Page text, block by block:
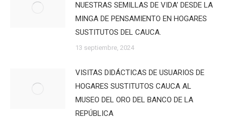
NUESTRAS SEMILLAS DE VIDA’ DESDE LA
MINGA DE PENSAMIENTO EN HOGARES
SUSTITUTOS DEL CAUCA.
13 septiembre, 2024
VISITAS DIDÁCTICAS DE USUARIOS DE
HOGARES SUSTITUTOS CAUCA AL
MUSEO DEL ORO DEL BANCO DE LA
REPÚBLICA